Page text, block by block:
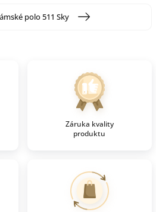
polo 511 Sky
Záruka kvality
produktu